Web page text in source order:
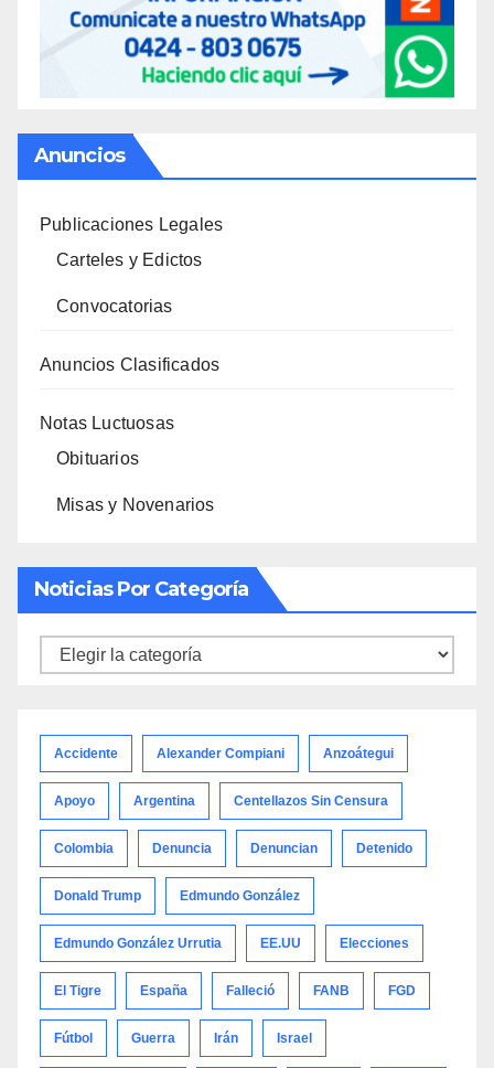
Anuncios
Publicaciones Legales
Carteles y Edictos
Convocatorias
Anuncios Clasificados
Notas Luctuosas
Obituarios
Misas y Novenarios
Noticias Por Categoría
Noticias
Accidente Alexander Compiani Anzoátegui
Apoyo Argentina Centellazos Sin Censura
Colombia Denuncia Denuncian Detenido
Donald Trump Edmundo González
Edmundo González Urrutia EE.UU Elecciones
El Tigre España Falleció FANB FGD
Fútbol Guerra Irán Israel